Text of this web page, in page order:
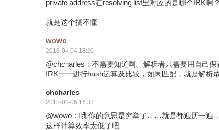
private address在resolving list里对应的是哪个IRK啊
就是这个搞不懂
wowo
2018-04-04 18:20
@chcharles：不需要知道啊。解析者只需要用自己
IRK一一进行hash运算及比较，如果匹配，就是解析
chcharles
2018-04-05 16:33
@wowo：哦 你的意思是穷举了……就是都遍历一遍
这样计算效率太低了吧